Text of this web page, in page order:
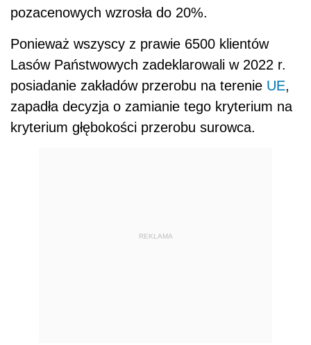
pozacenowych wzrosła do 20%.
Ponieważ wszyscy z prawie 6500 klientów
Lasów Państwowych zadeklarowali w 2022 r.
posiadanie zakładów przerobu na terenie UE,
zapadła decyzja o zamianie tego kryterium na
kryterium głębokości przerobu surowca.
REKLAMA